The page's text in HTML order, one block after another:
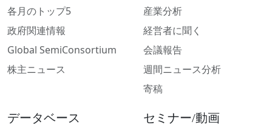
各月のトップ5
政府関連情報
Global SemiConsortium
株主ニュース
産業分析
経営者に聞く
会議報告
週間ニュース分析
寄稿
データベース
セミナー/動画